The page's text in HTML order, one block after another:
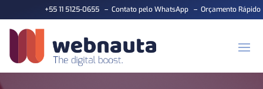
+55 11 5125-0655– Contato pelo WhatsApp– Orçamento Rápido